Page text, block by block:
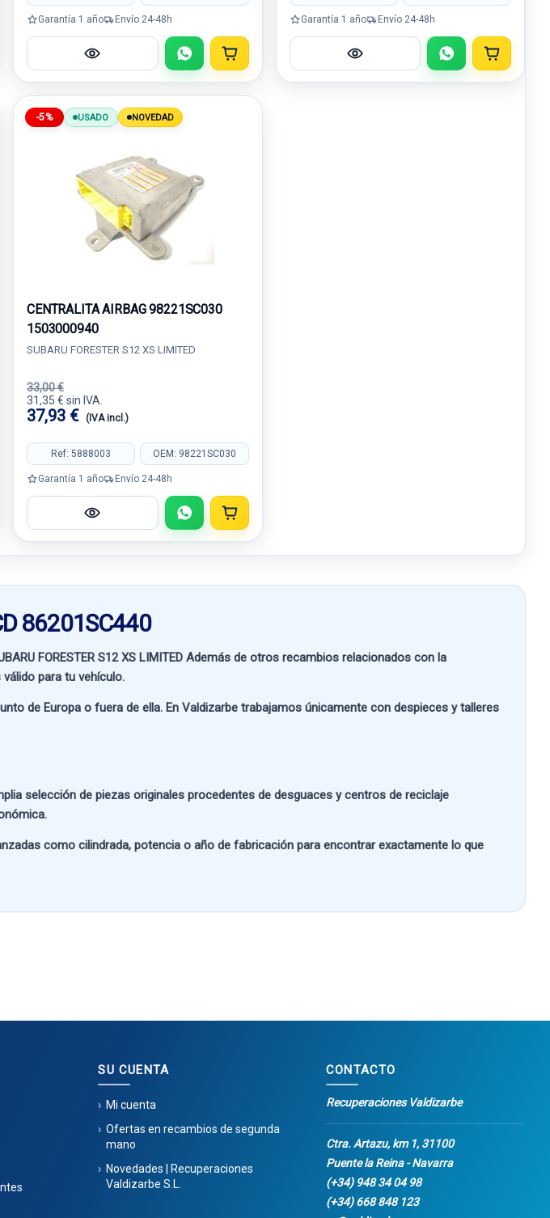
Garantía 1 año Envío 24-48h Garantía 1 año Envío 24-48h
-5% USADO NOVEDAD
CENTRALITA AIRBAG 98221SC030
1503000940
SUBARU FORESTER S12 XS LIMITED
33,00 €
31,35 € sin IVA.
37,93 € (IVA incl.)
Ref: 5888003 OEM: 98221SC030
Garantía 1 año Envío 24-48h
86201SC440
FORESTER S12 XS LIMITED Además de otros recambios relacionados con la
para tu vehículo.
de Europa o fuera de ella. En Valdizarbe trabajamos únicamente con despieces y talleres
selección de piezas originales procedentes de desguaces y centros de reciclaje
como cilindrada, potencia o año de fabricación para encontrar exactamente lo que
SU CUENTA
Mi cuenta
Ofertas en recambios de segunda
mano
Novedades | Recuperaciones
Valdizarbe S.L.
CONTACTO
Recuperaciones Valdizarbe
Ctra. Artazu, km 1, 31100
Puente la Reina - Navarra
(+34) 948 34 04 98
(+34) 668 848 123